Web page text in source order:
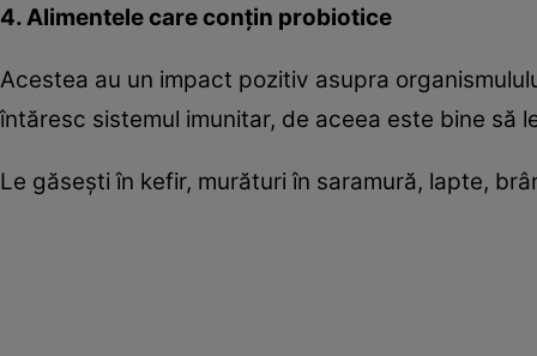
4. Alimentele care conţin probiotice
Acestea au un impact pozitiv asupra
întăresc sistemul imunitar, de aceea este bine să
Le găseşti în kefir, murături în saramură, lapte,